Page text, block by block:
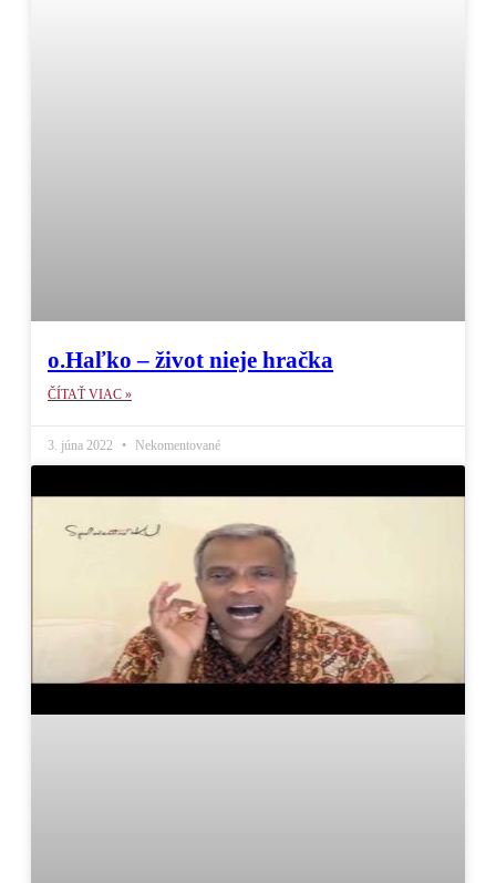
o.Haľko – život nieje hračka
ČÍTAŤ VIAC »
3. júna 2022 Nekomentované